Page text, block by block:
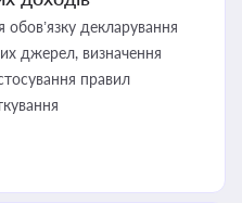
обов’язку декларування
джерел, визначення
правил